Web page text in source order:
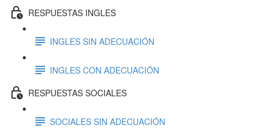
RESPUESTAS INGLES
INGLES SIN ADECUACIÓN
INGLES CON ADECUACIÓN
RESPUESTAS SOCIALES
SOCIALES SIN ADECUACIÓN